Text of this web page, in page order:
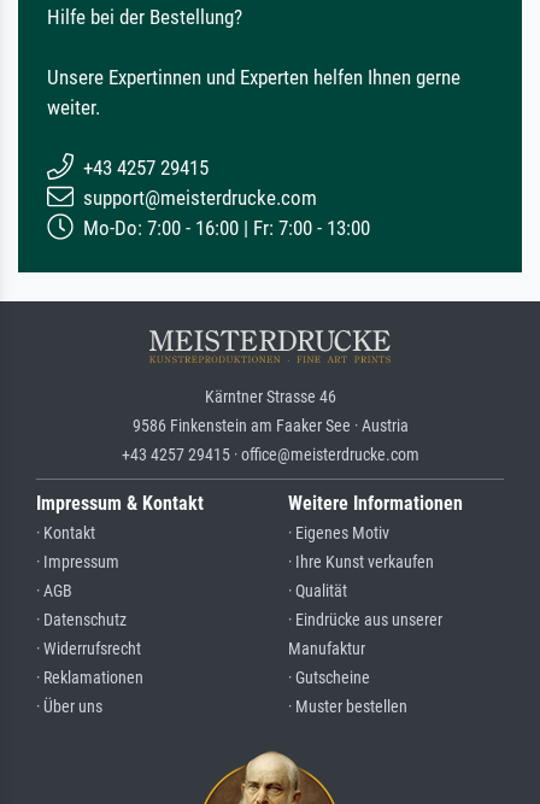
Hilfe bei der Bestellung?
Unsere Expertinnen und Experten helfen Ihnen gerne
weiter.
+43 4257 29415
support@meisterdrucke.com
Mo-Do: 7:00 - 16:00 | Fr: 7:00 - 13:00
Kärntner Strasse 46
9586 Finkenstein am Faaker See · Austria
+43 4257 29415 · office@meisterdrucke.com
Impressum & Kontakt
· Kontakt
· Impressum
· AGB
· Datenschutz
· Widerrufsrecht
· Reklamationen
· Über uns
Weitere Informationen
· Eigenes Motiv
· Ihre Kunst verkaufen
· Qualität
· Eindrücke aus unserer
Manufaktur
· Gutscheine
· Muster bestellen